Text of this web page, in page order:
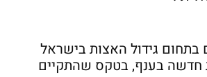
בתחום גידול האצות בישראל
חדשה בענף, בטקס שהתקיים